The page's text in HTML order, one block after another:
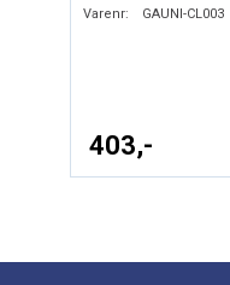
Varenr: GAUNI-CL003
403,-